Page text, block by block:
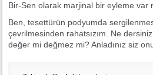
Bir-Sen olarak marjinal bir eyleme var
Ben, tesettürün podyumda
çevrilmesinden rahatsızım. Ne
değer mi değmez mi? Anladınız siz